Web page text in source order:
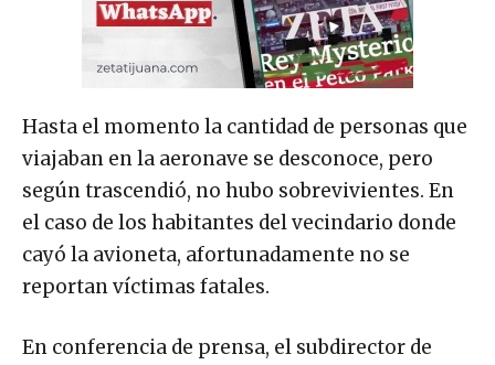
Hasta el momento la cantidad de personas que
viajaban en la aeronave se desconoce, pero
según trascendió, no hubo sobrevivientes. En
el caso de los habitantes del vecindario donde
cayó la avioneta, afortunadamente no se
reportan víctimas fatales.
En conferencia de prensa, el subdirector de